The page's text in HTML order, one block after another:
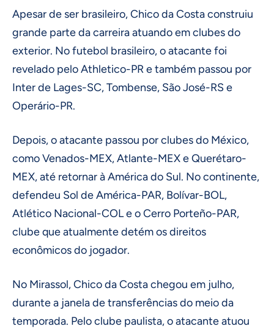
Apesar de ser brasileiro, Chico da Costa construiu
grande parte da carreira atuando em clubes do
exterior. No futebol brasileiro, o atacante foi
revelado pelo Athletico-PR e também passou por
Inter de Lages-SC, Tombense, São José-RS e
Operário-PR.
Depois, o atacante passou por clubes do México,
como Venados-MEX, Atlante-MEX e Querétaro-
MEX, até retornar à América do Sul. No continente,
defendeu Sol de América-PAR, Bolívar-BOL,
Atlético Nacional-COL e o Cerro Porteño-PAR,
clube que atualmente detém os direitos
econômicos do jogador.
No Mirassol, Chico da Costa chegou em julho,
durante a janela de transferências do meio da
temporada. Pelo clube paulista, o atacante atuou